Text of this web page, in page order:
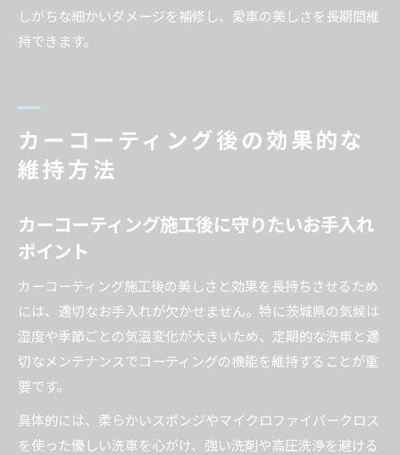
しがちな細かいダメージを補修し、愛車の美しさを長期間維
持できます。
カーコーティング後の効果的な
維持方法
カーコーティング施工後に守りたいお手入れ
ポイント
カーコーティング施工後の美しさと効果を長持ちさせるため
には、適切なお手入れが欠かせません。特に茨城県の気候は
湿度や季節ごとの気温変化が大きいため、定期的な洗車と適
切なメンテナンスでコーティングの機能を維持することが重
要です。
具体的には、柔らかいスポンジやマイクロファイバークロス
を使った優しい洗車を心がけ、強い洗剤や高圧洗浄を避ける